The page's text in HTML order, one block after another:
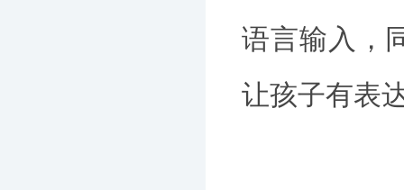
语言输入，
让孩子有表